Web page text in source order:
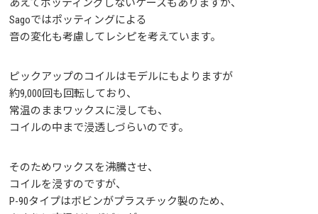
あえてポッティングしないケースもありますが、
Sagoではポッティングによる
音の変化も考慮してレシピを考えています。
ピックアップのコイルはモデルにもよりますが
約9,000回も回転しており、
常温のままワックスに浸しても、
コイルの中まで浸透しづらいのです。
そのためワックスを沸騰させ、
コイルを浸すのですが、
P-90タイプはボビンがプラスチック製のため、